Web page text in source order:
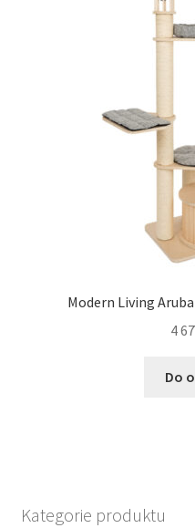
Modern Living
4
Do
Kategorie produktu